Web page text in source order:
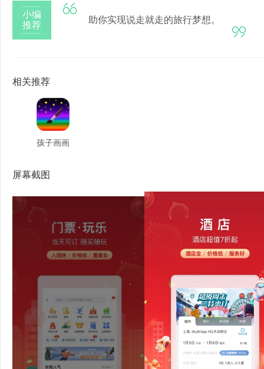
小编
推荐

助你实现说走就走的旅行梦想。

相关推荐
孩子画画
屏幕截图